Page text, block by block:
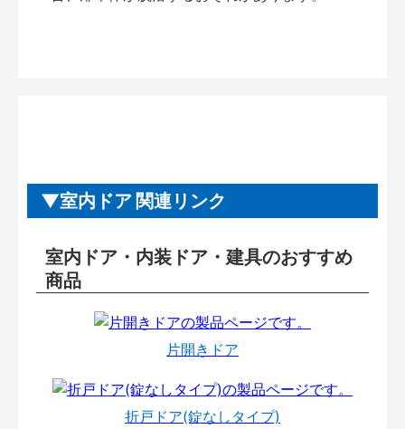
室内ドア 関連リンク
室内ドア・内装ドア・建具のおすすめ
商品
片開きドア
折戸ドア(錠なしタイプ)